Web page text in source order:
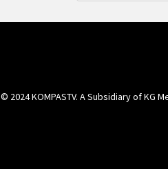
© 2024 KOMPASTV. A Subsidiary ofKG